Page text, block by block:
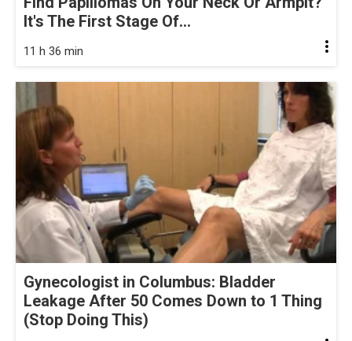
It's The First Stage Of...
11 h 36 min
Gynecologist in Columbus: Bladder
Leakage After 50 Comes Down to 1 Thing
(Stop Doing This)